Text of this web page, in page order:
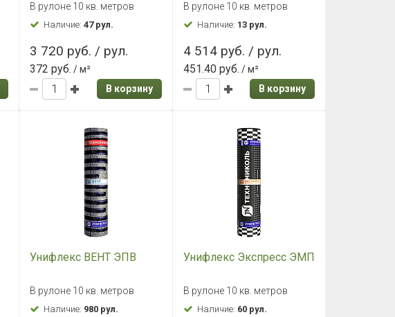
В рулоне 10 кв. метров
Наличие:47 рул.
3 720 руб. / рул.
372 руб. / м²
В корзину
В рулоне 10 кв. метров
Наличие: 13 рул.
4 514 руб. / рул.
451.40 руб. / м²
В корзину
Унифлекс ВЕНТ ЭПВ
В рулоне 10 кв. метров
Наличие: 980 рул.
Унифлекс Экспресс ЭМП
В рулоне 10 кв. метров
Наличие: 60 рул.